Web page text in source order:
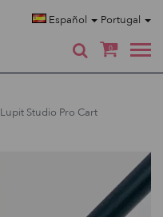
Español Portugal
0
Lupit Studio Pro Cart